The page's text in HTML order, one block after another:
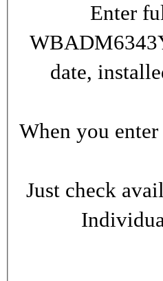
Enter
date,
When you
Just check